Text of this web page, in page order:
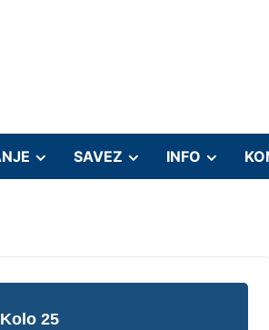
SAVEZ INFO
| Kolo 25